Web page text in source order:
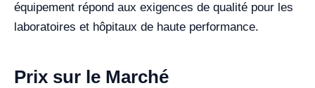
équipement répond aux exigences de qualité pour les
laboratoires et hôpitaux de haute performance.
Prix sur le Marché